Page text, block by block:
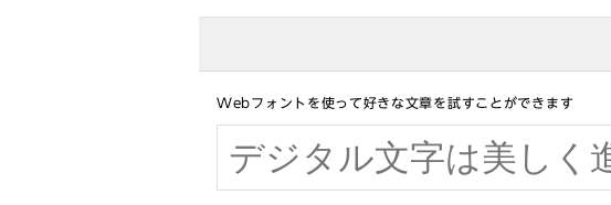
Webフォントを使って好きな文章を試すことができます